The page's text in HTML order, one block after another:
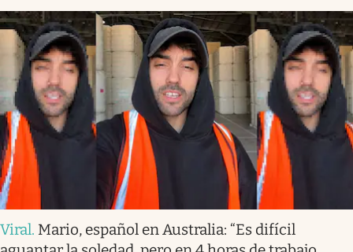
Viral. Mario, español en Australia: “Es difícil